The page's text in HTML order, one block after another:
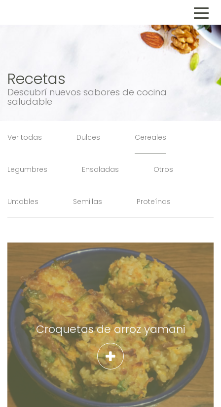
Recetas
Descubrí nuevos sabores de cocina
saludable
Ver todas Dulces Cereales
Legumbres Ensaladas Otros
Untables Semillas Proteínas
Croquetas de arroz yamani